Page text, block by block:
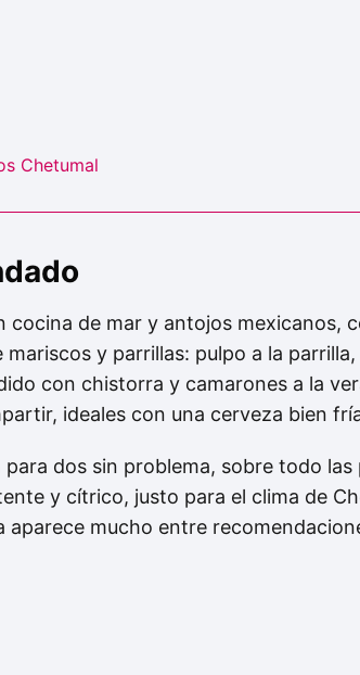
Chetumal
cocina de mar y antojos mexicanos,
y parrillas: pulpo a la
con chistorra y camarones a la
ideales con una cerveza bien
dos sin problema, sobre todo las
y cítrico, justo para el clima de
mucho entre